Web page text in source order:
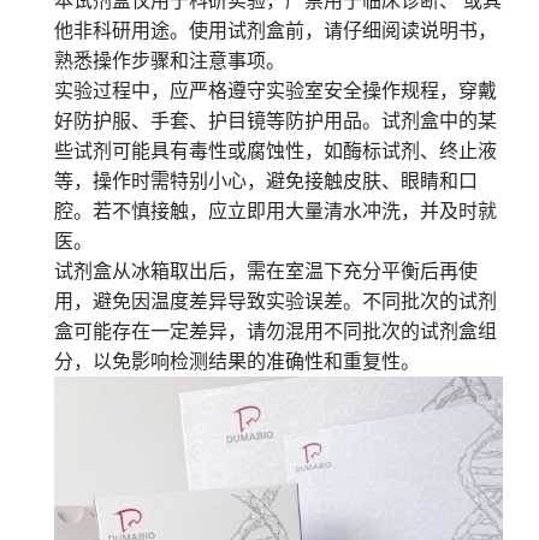
他非科研用途。使用试剂盒前，请仔细阅读说明书，
熟悉操作步骤和注意事项。
实验过程中，应严格遵守实验室安全操作规程，穿戴
好防护服、手套、护目镜等防护用品。试剂盒中的某
些试剂可能具有毒性或腐蚀性，如酶标试剂、终止液
等，操作时需特别小心，避免接触皮肤、眼睛和口
腔。若不慎接触，应立即用大量清水冲洗，并及时就
医。
试剂盒从冰箱取出后，需在室温下充分平衡后再使
用，避免因温度差异导致实验误差。不同批次的试剂
盒可能存在一定差异，请勿混用不同批次的试剂盒组
分，以免影响检测结果的准确性和重复性。